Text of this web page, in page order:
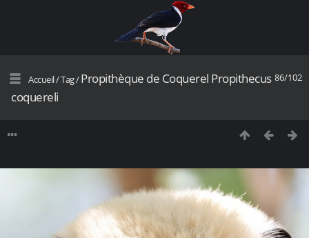
86/102
Accueil/Tag/Propithèque de Coquerel Propithecus
coquereli